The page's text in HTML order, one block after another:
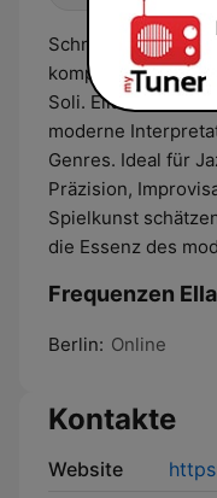
Schnell, virtuos
komplexe
Soli. Ella Radio
moderne
Genres. Ideal für
Präzision,
Spielkunst
die Essenz des
Frequenzen
Berlin: Online
Kontakte
Website